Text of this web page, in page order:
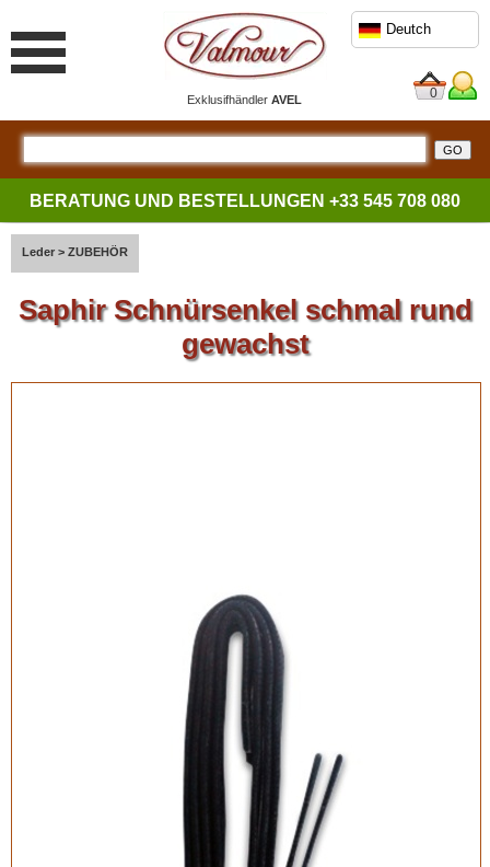
ExklusifhändlerAVEL
Deutch
0
BERATUNG UND BESTELLUNGEN +33 545 708 080
Leder > ZUBEHÖR
Saphir Schnürsenkel schmal rund
gewachst